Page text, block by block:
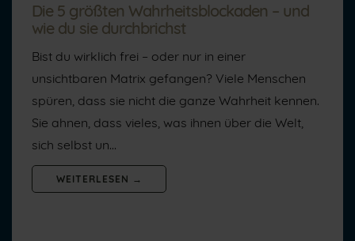
Die 5 größten Wahrheitsblockaden – und
wie du sie durchbrichst
Bist du wirklich frei – oder nur in einer
unsichtbaren Matrix gefangen? Viele Menschen
spüren, dass sie nicht die ganze Wahrheit kennen.
Sie ahnen, dass vieles, was ihnen über die Welt,
sich selbst un…
WEITERLESEN →